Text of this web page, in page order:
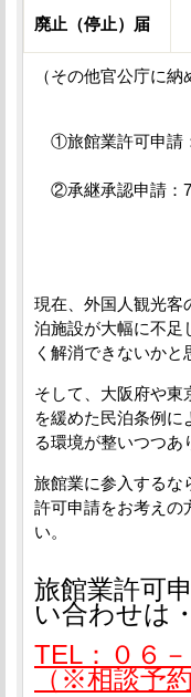
廃止（停止）届
（その他官公庁に納
①旅館業許可申請
②承継承認申請：
現在、外国人観光客
泊施設が大幅に不足
く解消できないかと
そして、大阪府や東
を緩めた民泊条例に
る環境が整いつつあ
旅館業に参入するな
許可申請をお考えの
い。
旅館業許可
い合わせは
TEL：０６
（※相談予約